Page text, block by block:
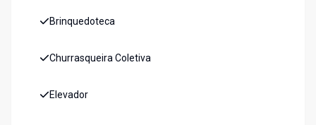
Brinquedoteca
Churrasqueira Coletiva
Elevador